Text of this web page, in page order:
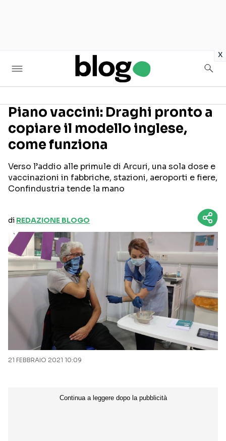
x
Seguici sui social
Piano vaccini: Draghi pronto a
copiare il modello inglese,
come funziona
Verso l’addio alle primule di Arcuri, una sola dose e
vaccinazioni in fabbriche, stazioni, aeroporti e fiere,
Confindustria tende la mano
di REDAZIONE BLOGO
21 FEBBRAIO 2021 10:09